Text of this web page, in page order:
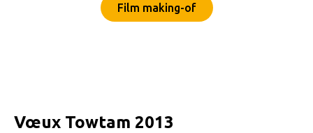
Film making-of
Vœux Towtam 2013